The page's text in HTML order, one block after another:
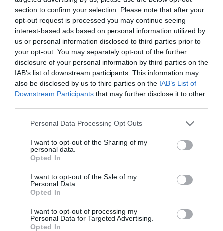
section to confirm your selection. Please note that after your
opt-out request is processed you may continue seeing
interest-based ads based on personal information utilized by
us or personal information disclosed to third parties prior to
your opt-out. You may separately opt-out of the further
disclosure of your personal information by third parties on the
IAB’s list of downstream participants. This information may
also be disclosed by us to third parties on the IAB’s List of
Downstream Participants that may further disclose it to other
Personal Data Processing Opt Outs
I want to opt-out of the Sharing of my
personal data.
Opted In
I want to opt-out of the Sale of my
Personal Data.
Opted In
I want to opt-out of processing my
Personal Data for Targeted Advertising.
Opted In
továbbtanulásra, míg a lányok inkább az egészségügyi szakokat
választanák, noha matematikából jobb eredményeket érnek el.
A jelenségnek több oka is van, ám a kutatás egy különösen érdekes
tényezőt is kiemelt: a lányok pályaválasztását gyakran
befolyásolhatja, hogy kevés női mérnökkel találkoznak a közvetlen
és tágabb környezetükben. Ennek hiányában sokan nem is tekintik
reális opciónak a műszaki karriert, inkább az egészségügyi
felsőoktatás felé fordulnak – elsősorban az orvosi és gyógyszerészeti
szakok iránt érdeklődve.